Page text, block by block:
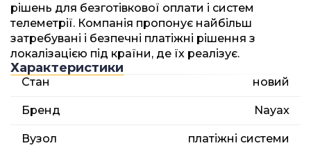
рішень для безготівкової оплати і систем
телеметрії. Компанія пропонує найбільш
затребувані і безпечні платіжні рішення з
локалізацією під країни, де їх реалізує.
Характеристики
Стан новий
Бренд Nayax
Вузол платіжні системи